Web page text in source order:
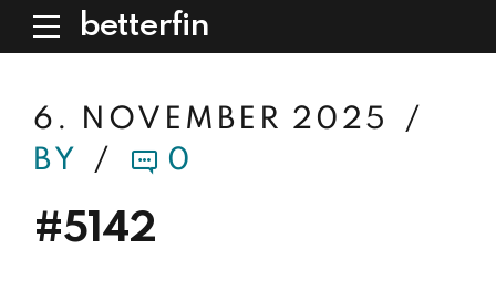
betterfin
6. NOVEMBER 2025
BY
0
#5142